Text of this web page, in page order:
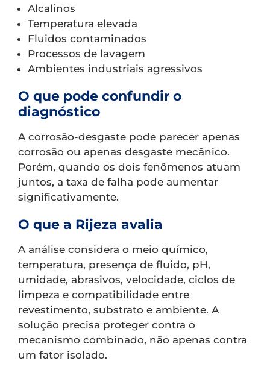
Alcalinos
Temperatura elevada
Fluidos contaminados
Processos de lavagem
Ambientes industriais agressivos
O que pode confundir o
diagnóstico
A corrosão-desgaste pode parecer apenas
corrosão ou apenas desgaste mecânico.
Porém, quando os dois fenômenos atuam
juntos, a taxa de falha pode aumentar
significativamente.
O que a Rijeza avalia
A análise considera o meio químico,
temperatura, presença de fluido, pH,
umidade, abrasivos, velocidade, ciclos de
limpeza e compatibilidade entre
revestimento, substrato e ambiente. A
solução precisa proteger contra o
mecanismo combinado, não apenas contra
um fator isolado.